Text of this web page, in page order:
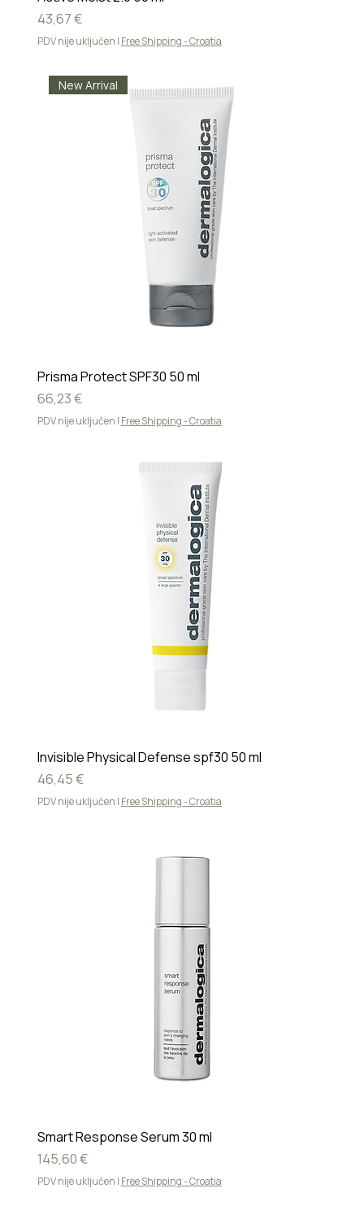
Cijena
43,67 €
PDV nije uključen | Free Shipping - Croatia
New Arrival
Prisma Protect SPF30 50 ml
Cijena
66,23 €
PDV nije uključen | Free Shipping - Croatia
Invisible Physical Defense spf30 50 ml
Cijena
46,45 €
PDV nije uključen | Free Shipping - Croatia
Smart Response Serum 30 ml
Cijena
145,60 €
PDV nije uključen | Free Shipping - Croatia